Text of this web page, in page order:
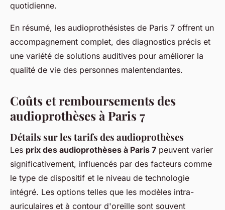
quotidienne.
En résumé, les audioprothésistes de Paris 7 offrent un
accompagnement complet, des diagnostics précis et
une variété de solutions auditives pour améliorer la
qualité de vie des personnes malentendantes.
Coûts et remboursements des
audioprothèses à Paris 7
Détails sur les tarifs des audioprothèses
Les prix des audioprothèses à Paris 7 peuvent varier
significativement, influencés par des facteurs comme
le type de dispositif et le niveau de technologie
intégré. Les options telles que les modèles intra-
auriculaires et à contour d'oreille sont souvent